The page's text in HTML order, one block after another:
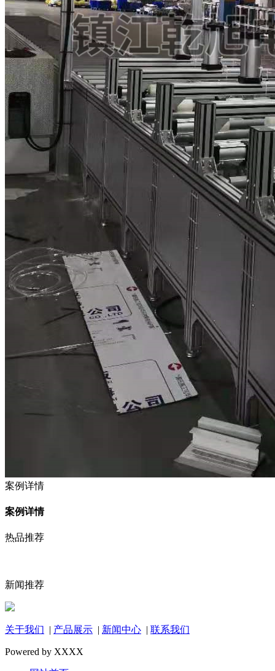
案例详情
案例详情
热品推荐
新闻推荐
关于我们 | 产品展示 | 新闻中心 | 联系我们
Powered by XXXX